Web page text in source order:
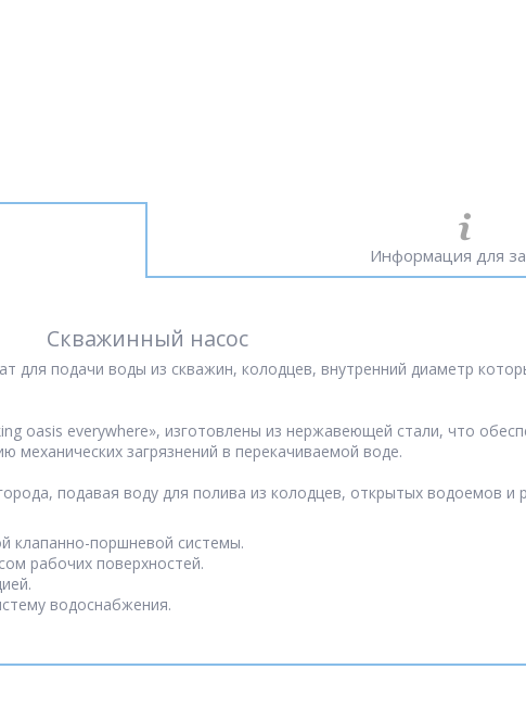
Информация для
Скважинный насос
для подачи воды из скважин, колодцев, внутренний диаметр
oasis everywhere», изготовлены из нержавеющей стали, что
загрязнений в перекачиваемой воде.
подавая воду для полива из колодцев, открытых водоемов и
клапанно-поршневой системы.
рабочих поверхностей.
водоснабжения.